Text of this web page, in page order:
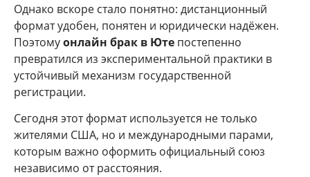
Однако вскоре стало понятно: дистанционный
формат удобен, понятен и юридически надёжен.
Поэтомуонлайн брак в Юте постепенно
превратился из экспериментальной практики в
устойчивый механизм государственной
регистрации.
Сегодня этот формат используется не только
жителями США, но и международными парами,
которым важно оформить официальный союз
независимо от расстояния.